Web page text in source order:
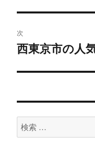
ビ
ゲ
ー
シ
ン
投
稿:
次
次
投
西東京市の人
検
索